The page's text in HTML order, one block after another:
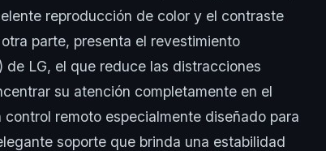
reproducción de color y el contraste
parte, presenta el revestimiento
LG, el que reduce las distracciones
su atención completamente en el
remoto especialmente diseñado para
soporte que brinda una estabilidad